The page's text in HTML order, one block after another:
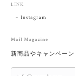
LINK
Instagram
Mail Magazine
新商品やキャンペー